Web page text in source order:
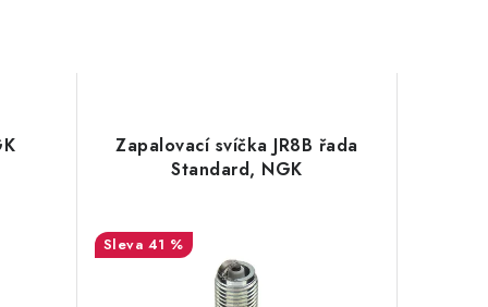
Zapalovací svíčka JR8B řada
Standard, NGK
41 %